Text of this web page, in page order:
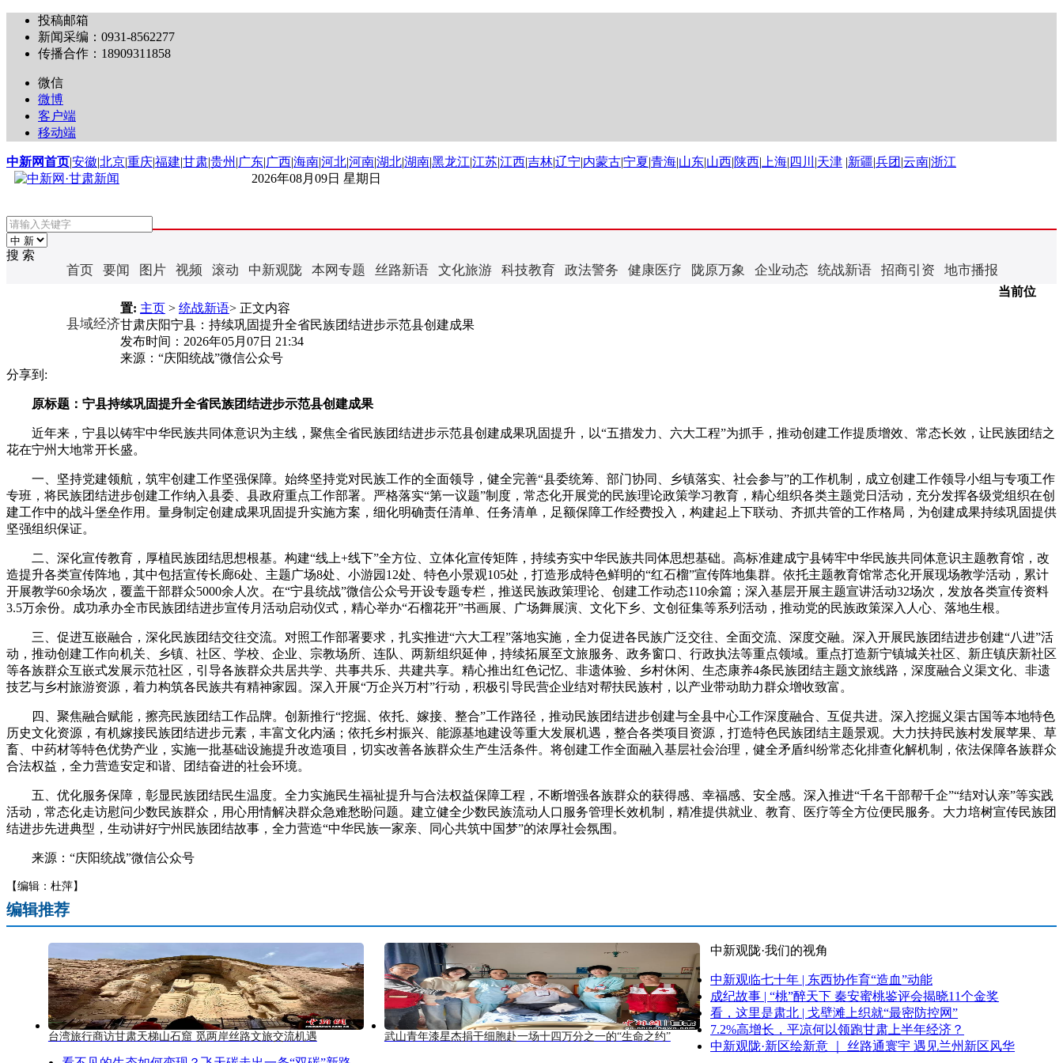
投稿邮箱
新闻采编：0931-8562277
传播合作：18909311858
微信
微博
客户端
移动端
中新网首页|安徽|北京|重庆|福建|甘肃|贵州 |广东|广西|海南|河北|河南|湖北|湖南|黑龙江|江苏|江西|吉林|辽宁|内蒙古|宁夏|青海|山东|山西|陕西| 上海| 四川 |天津 |新疆|兵团 |云南|浙江
2026年08月09日 星期日
搜 索
首页 要闻 图片 视频 滚动 中新观陇 本网专题 丝路新语 文化旅游 科技教育 政法警务 健康医疗 陇原万象 企业动态 统战新语 招商引资 地市播报
县域经济
当前位
置: 主页 > 统战新语> 正文内容
甘肃庆阳宁县：持续巩固提升全省民族团结进步示范县创建成果
发布时间： 2026年05月07日 21:34
来源： “庆阳统战”微信公众号
分享到:
原标题：宁县持续巩固提升全省民族团结进步示范县创建成果
近年来，宁县以铸牢中华民族共同体意识为主线，聚焦全省民族团结进步示范县创建成果巩固提升，以“五措发力、六大工程”为抓手，推动创建工作提质增效、常态长效，让民族团结之
花在宁州大地常开长盛。
一、坚持党建领航，筑牢创建工作坚强保障。始终坚持党对民族工作的全面领导，健全完善“县委统筹、部门协同、乡镇落实、社会参与”的工作机制，成立创建工作领导小组与专项工作
专班，将民族团结进步创建工作纳入县委、县政府重点工作部署。严格落实“第一议题”制度，常态化开展党的民族理论政策学习教育，精心组织各类主题党日活动，充分发挥各级党组织在创
建工作中的战斗堡垒作用。量身制定创建成果巩固提升实施方案，细化明确责任清单、任务清单，足额保障工作经费投入，构建起上下联动、齐抓共管的工作格局，为创建成果持续巩固提供
坚强组织保证。
二、深化宣传教育，厚植民族团结思想根基。构建“线上+线下”全方位、立体化宣传矩阵，持续夯实中华民族共同体思想基础。高标准建成宁县铸牢中华民族共同体意识主题教育馆，改
造提升各类宣传阵地，其中包括宣传长廊6处、主题广场8处、小游园12处、特色小景观105处，打造形成特色鲜明的“红石榴”宣传阵地集群。依托主题教育馆常态化开展现场教学活动，累计
开展教学60余场次，覆盖干部群众5000余人次。在“宁县统战”微信公众号开设专题专栏，推送民族政策理论、创建工作动态110余篇；深入基层开展主题宣讲活动32场次，发放各类宣传资料
3.5万余份。成功承办全市民族团结进步宣传月活动启动仪式，精心举办“石榴花开”书画展、广场舞展演、文化下乡、文创征集等系列活动，推动党的民族政策深入人心、落地生根。
三、促进互嵌融合，深化民族团结交往交流。对照工作部署要求，扎实推进“六大工程”落地实施，全力促进各民族广泛交往、全面交流、深度交融。深入开展民族团结进步创建“八进”活
动，推动创建工作向机关、乡镇、社区、学校、企业、宗教场所、连队、两新组织延伸，持续拓展至文旅服务、政务窗口、行政执法等重点领域。重点打造新宁镇城关社区、新庄镇庆新社区
等各族群众互嵌式发展示范社区，引导各族群众共居共学、共事共乐、共建共享。精心推出红色记忆、非遗体验、乡村休闲、生态康养4条民族团结主题文旅线路，深度融合义渠文化、非遗
技艺与乡村旅游资源，着力构筑各民族共有精神家园。深入开展“万企兴万村”行动，积极引导民营企业结对帮扶民族村，以产业带动助力群众增收致富。
四、聚焦融合赋能，擦亮民族团结工作品牌。创新推行“挖掘、依托、嫁接、整合”工作路径，推动民族团结进步创建与全县中心工作深度融合、互促共进。深入挖掘义渠古国等本地特色
历史文化资源，有机嫁接民族团结进步元素，丰富文化内涵；依托乡村振兴、能源基地建设等重大发展机遇，整合各类项目资源，打造特色民族团结主题景观。大力扶持民族村发展苹果、草
畜、中药材等特色优势产业，实施一批基础设施提升改造项目，切实改善各族群众生产生活条件。将创建工作全面融入基层社会治理，健全矛盾纠纷常态化排查化解机制，依法保障各族群众
合法权益，全力营造安定和谐、团结奋进的社会环境。
五、优化服务保障，彰显民族团结民生温度。全力实施民生福祉提升与合法权益保障工程，不断增强各族群众的获得感、幸福感、安全感。深入推进“千名干部帮千企”“结对认亲”等实践
活动，常态化走访慰问少数民族群众，用心用情解决群众急难愁盼问题。建立健全少数民族流动人口服务管理长效机制，精准提供就业、教育、医疗等全方位便民服务。大力培树宣传民族团
结进步先进典型，生动讲好宁州民族团结故事，全力营造“中华民族一家亲、同心共筑中国梦”的浓厚社会氛围。
来源：“庆阳统战”微信公众号
【编辑：杜萍】
编辑推荐
台湾旅行商访甘肃天梯山石窟 觅两岸丝路文旅交流机遇 武山青年漆星杰捐干细胞赴一场十四万分之一的“生命之约”
中新观陇·我们的视角
中新观临七十年 | 东西协作育“造血”动能
成纪故事 | “桃”醉天下 秦安蜜桃鉴评会揭晓11个金奖
看，这里是肃北 | 戈壁滩上织就“最密防控网”
7.2%高增长，平凉何以领跑甘肃上半年经济？
中新观陇·新区绘新意 ｜ 丝路通寰宇 遇见兰州新区风华